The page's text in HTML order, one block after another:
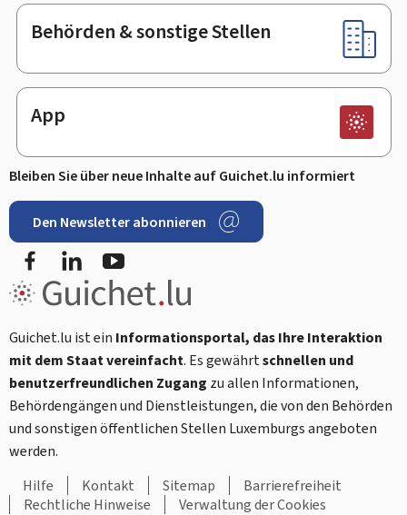
Behörden & sonstige Stellen
App
Bleiben Sie über neue Inhalte auf Guichet.lu informiert
Den Newsletter abonnieren
FacebookLinkedIn
Guichet.lu ist ein Informationsportal, das Ihre Interaktion
mit dem Staat vereinfacht. Es gewährtschnellen und
benutzerfreundlichen Zugang zu allen Informationen,
Behördengängen und Dienstleistungen, die von den Behörden
und sonstigen öffentlichen Stellen Luxemburgs angeboten
werden.
Hilfe
Kontakt Sitemap
Barrierefreiheit
Rechtliche Hinweise
Verwaltung der Cookies